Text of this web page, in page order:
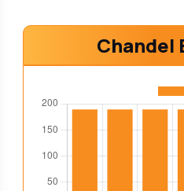
Chandel